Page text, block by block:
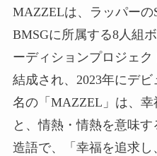
MAZZELは、ラッパーの
BMSGに所属する8人組
ーディションプロジェク
結成され、2023年にデ
名の「MAZZEL」は、幸
と、情熱・情熱を意味
造語で、「幸福を追求